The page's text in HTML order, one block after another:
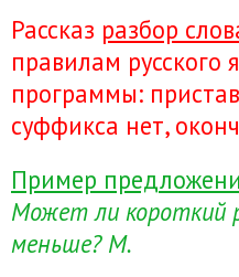
Рассказ разбор
правилам русского
программы:
суффикса нет,
Пример
Может ли короткий
меньше? М.
Перевожу вас в